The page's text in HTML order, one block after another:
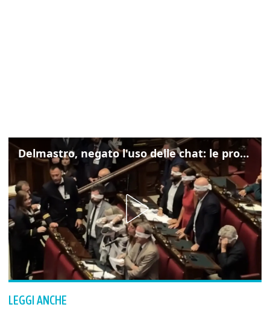
Delmastro, negato l'uso delle chat: le proteste di Avs e M5s
LEGGI ANCHE